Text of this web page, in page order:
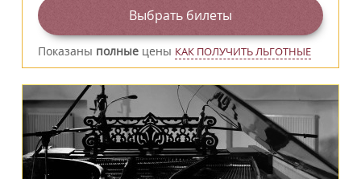
Выбрать билеты
Показаны полные цены КАК ПОЛУЧИТЬ ЛЬГОТНЫЕ